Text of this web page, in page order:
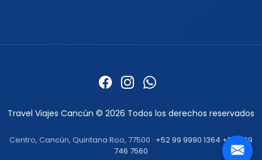
Travel Viajes Cancún © 2026 Todos los derechos reservados
Centro, Cancún, Quintana Roo, 77500 · +52 99 9990 1364 +52 999
746 7560